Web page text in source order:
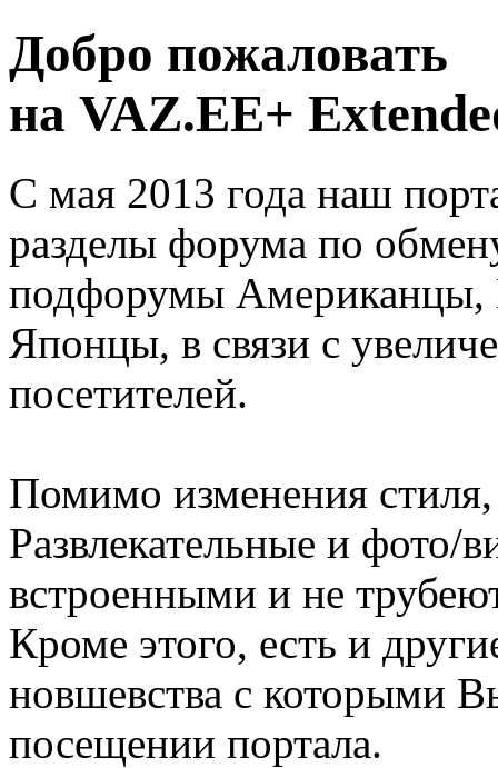
Добро пожаловать
на VAZ.EE+
С мая 2013 года наш
разделы форума по
подфорумы
Японцы, в связи с
посетителей.
Помимо изменения
Развлекательные и фото/
встроенными и не
Кроме этого, есть и
новшевства с которыми
посещении портала.